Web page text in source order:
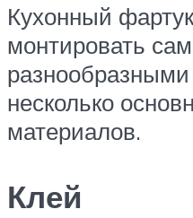
Кухонный
монтировать
несколько
материалов.
Клей